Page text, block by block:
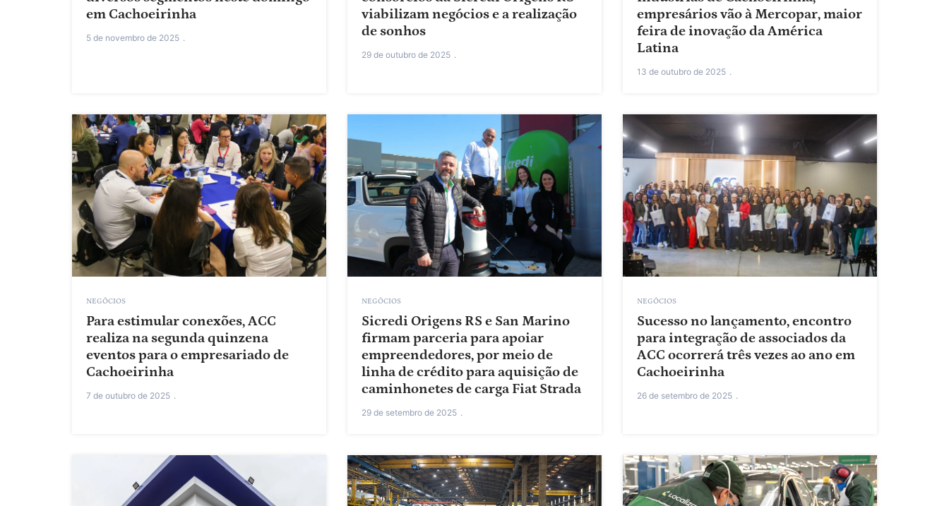
em Cachoeirinha
5 de novembro de 2025
viabilizam negócios e a realização
de sonhos
29 de outubro de 2025
empresários vão à Mercopar, maior
feira de inovação da América
Latina
13 de outubro de 2025
NEGÓCIOS
Para estimular conexões, ACC
realiza na segunda quinzena
eventos para o empresariado de
Cachoeirinha
7 de outubro de 2025
NEGÓCIOS
Sicredi Origens RS e San Marino
firmam parceria para apoiar
empreendedores, por meio de
linha de crédito para aquisição de
caminhonetes de carga Fiat Strada
29 de setembro de 2025
NEGÓCIOS
Sucesso no lançamento, encontro
para integração de associados da
ACC ocorrerá três vezes ao ano em
Cachoeirinha
26 de setembro de 2025